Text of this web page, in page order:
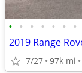
• • • • • • •
7/27 97k mi